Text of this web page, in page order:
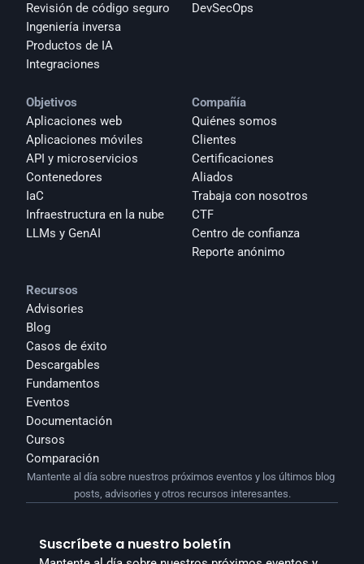
Revisión de código seguro
Ingeniería inversa
Productos de IA
Integraciones
DevSecOps
Objetivos
Aplicaciones web
Aplicaciones móviles
API y microservicios
Contenedores
IaC
Infraestructura en la nube
LLMs y GenAI
Compañía
Quiénes somos
Clientes
Certificaciones
Aliados
Trabaja con nosotros
CTF
Centro de confianza
Reporte anónimo
Recursos
Advisories
Blog
Casos de éxito
Descargables
Fundamentos
Eventos
Documentación
Cursos
Comparación
Suscríbete a nuestro boletín
Mantente al día sobre nuestros próximos eventos y los últimos blog
posts, advisories y otros recursos interesantes.